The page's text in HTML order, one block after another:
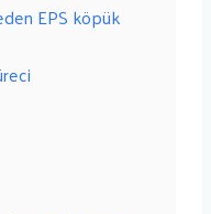
EPS köpük